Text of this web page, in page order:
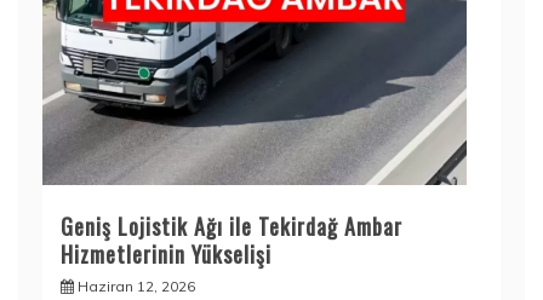
Geniş Lojistik Ağı ile Tekirdağ Ambar
Hizmetlerinin Yükselişi
Haziran 12, 2026